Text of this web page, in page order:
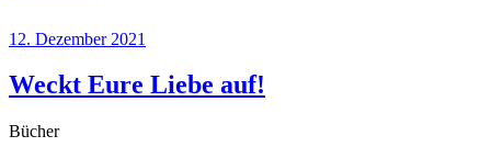
12. Dezember 2021
Weckt Eure Liebe auf!
Bücher